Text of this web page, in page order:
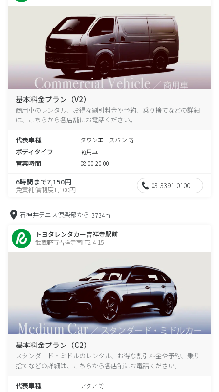
基本料金プラン（V2）
商用車のレンタル、お得な割引料金や予約、乗り捨てなどの詳細
は、こちらから各店舗にお電話ください。
代表車種 タウンエースバン 等
ボディタイプ 商用車
営業時間 08:00-20:00
6時間まで7,150円
免責補償制度1,100円 03-3391-0100
石神井テニス倶楽部から 3734m
トヨタレンタカー吉祥寺駅前
武蔵野市吉祥寺南町2-4-15
基本料金プラン（C2）
スタンダード・ミドルのレンタル、お得な割引料金や予約、乗り
捨てなどの詳細は、こちらから各店舗にお電話ください。
代表車種 アクア 等